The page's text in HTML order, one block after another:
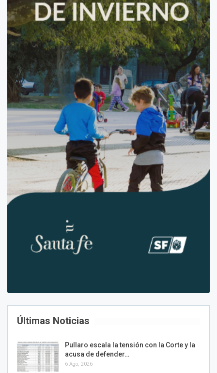
Últimas Noticias
Pullaro escala la tensión con la Corte y la
acusa de defender…
6 Ago, 2026